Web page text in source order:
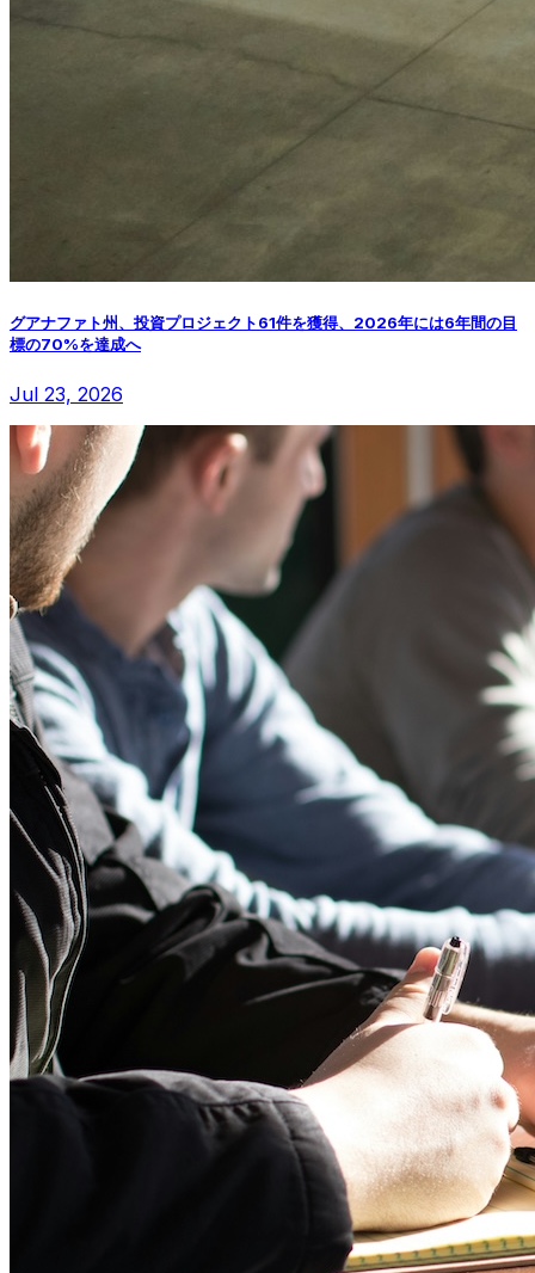
グアナファト州、投資プロジェクト61件を獲得、2026年には6年間の目
標の70%を達成へ
Jul 23, 2026